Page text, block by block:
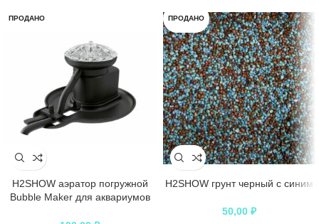
ПРОДАНО
H2SHOW аэратор погружной
Bubble Maker для аквариумов
ПРОДАНО
H2SHOW грунт черный с синим
50,00 ₽